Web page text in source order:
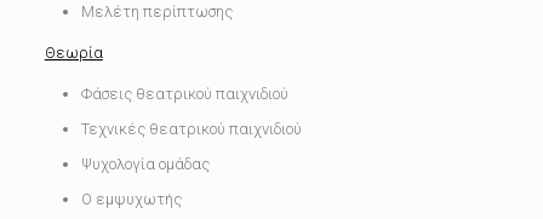
Μελέτη περίπτωσης
Θεωρία
Φάσεις θεατρικού παιχνιδιού
Τεχνικές θεατρικού παιχνιδιού
Ψυχολογία ομάδας
Ο εμψυχωτής